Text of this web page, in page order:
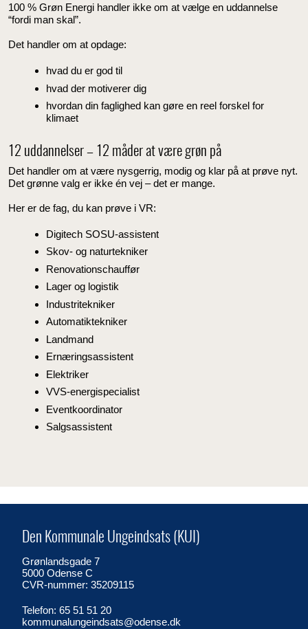
100 % Grøn Energi handler ikke om at vælge en uddannelse
“fordi man skal”.
Det handler om at opdage:
hvad du er god til
hvad der motiverer dig
hvordan din faglighed kan gøre en reel forskel for
klimaet
12 uddannelser – 12 måder at være grøn på
Det handler om at være nysgerrig, modig og klar på at prøve nyt.
Det grønne valg er ikke én vej – det er mange.
Her er de fag, du kan prøve i VR:
Digitech SOSU-assistent
Skov- og naturtekniker
Renovationschauffør
Lager og logistik
Industritekniker
Automatiktekniker
Landmand
Ernæringsassistent
Elektriker
VVS-energispecialist
Eventkoordinator
Salgsassistent
Den Kommunale Ungeindsats (KUI)
Grønlandsgade 7
5000 Odense C
CVR-nummer: 35209115
Telefon: 65 51 51 20
kommunalungeindsats@odense.dk